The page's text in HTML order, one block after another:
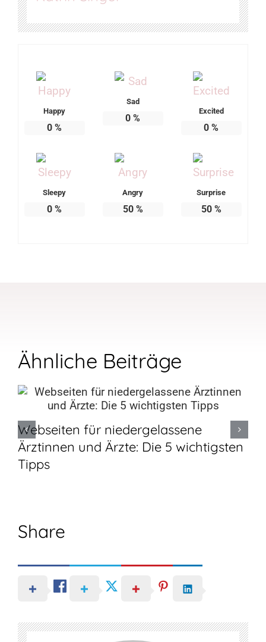
Happy
0 %
Sad
0 %
Excited
0 %
Sleepy
0 %
Angry
50%
Surprise
50%
Ähnliche Beiträge
Webseiten für niedergelassene
Ärztinnen und Ärzte: Die 5 wichtigsten
Tipps
Share